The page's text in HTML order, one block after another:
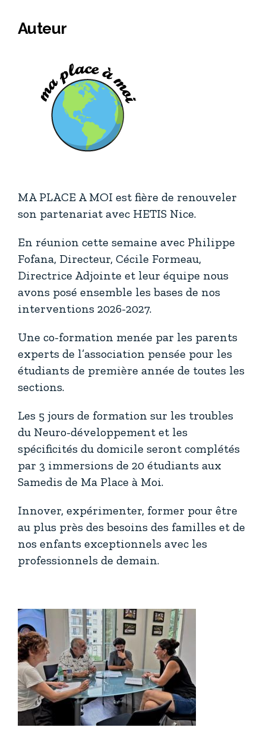
Auteur
MA PLACE A MOI est fière de renouveler
son partenariat avec HETIS Nice.
En réunion cette semaine avec Philippe
Fofana, Directeur, Cécile Formeau,
Directrice Adjointe et leur équipe nous
avons posé ensemble les bases de nos
interventions 2026-2027.
Une co-formation menée par les parents
experts de l’association pensée pour les
étudiants de première année de toutes les
sections.
Les 5 jours de formation sur les troubles
du Neuro-développement et les
spécificités du domicile seront complétés
par 3 immersions de 20 étudiants aux
Samedis de Ma Place à Moi.
Innover, expérimenter, former pour être
au plus près des besoins des familles et de
nos enfants exceptionnels avec les
professionnels de demain.